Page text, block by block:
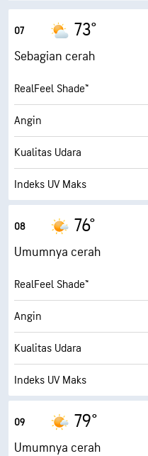
07 73°
Sebagian cerah
RealFeel Shade™
Angin
Kualitas Udara
Indeks UV Maks
Angin Kencang
Kelembapan
Titik Embun
AccuLumen Brightness Index™
Tutupan Awan
Jarak Pandang
08 76°
Umumnya cerah
RealFeel Shade™
Angin
Kualitas Udara
Indeks UV Maks
Angin Kencang
Kelembapan
09 79°
Umumnya cerah